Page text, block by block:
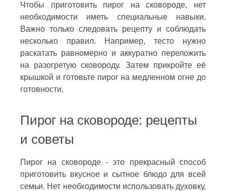
Чтобы приготовить пирог на сковороде, нет
необходимости иметь специальные навыки.
Важно только следовать рецепту и соблюдать
несколько правил. Например, тесто нужно
раскатать равномерно и аккуратно переложить
на разогретую сковороду. Затем прикройте её
крышкой и готовьте пирог на медленном огне до
готовности.
Пирог на сковороде: рецепты
и советы
Пирог на сковороде - это прекрасный способ
приготовить вкусное и сытное блюдо для всей
семьи. Нет необходимости использовать духовку,